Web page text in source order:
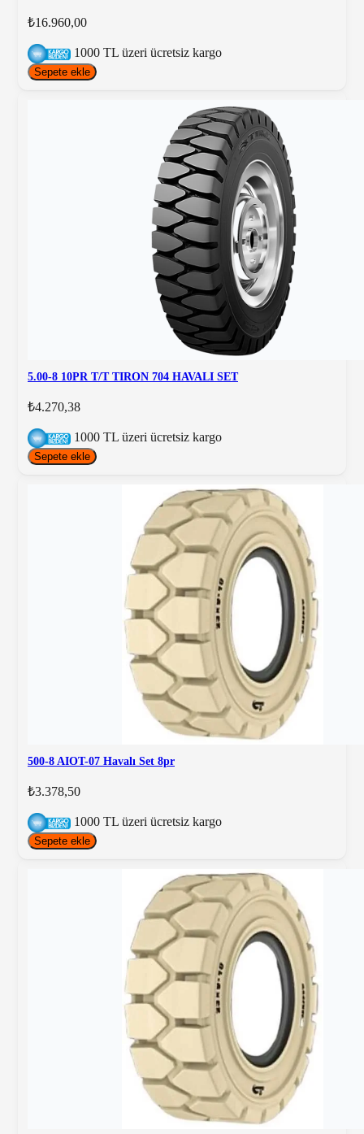
₺16.960,00
1000 TL üzeri ücretsiz kargo
Sepete ekle
5.00-8 10PR T/T TIRON 704 HAVALI SET
₺4.270,38
1000 TL üzeri ücretsiz kargo
Sepete ekle
500-8 AIOT-07 Havalı Set 8pr
₺3.378,50
1000 TL üzeri ücretsiz kargo
Sepete ekle